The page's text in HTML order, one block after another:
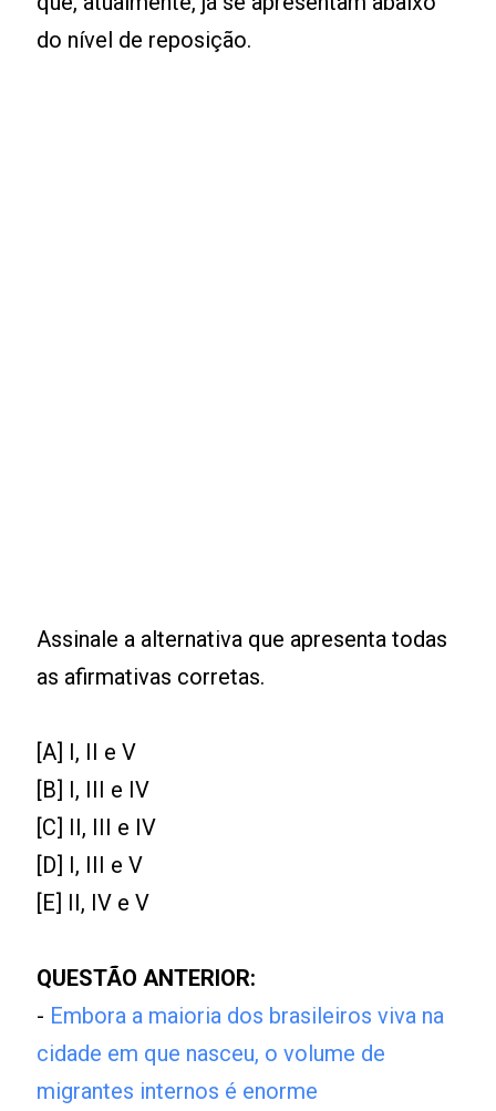
do nível de reposição.
Assinale a alternativa que apresenta todas
as afirmativas corretas.
[A] I, II e V
[B] I, III e IV
[C] II, III e IV
[D] I, III e V
[E] II, IV e V
QUESTÃO ANTERIOR:
- Embora a maioria dos brasileiros viva na
cidade em que nasceu, o volume de
migrantes internos é enorme